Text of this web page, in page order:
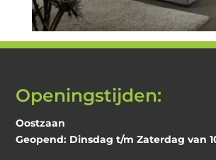
Openingstijden:
Oostzaan
Geopend: Dinsdag t/m Zaterdag van